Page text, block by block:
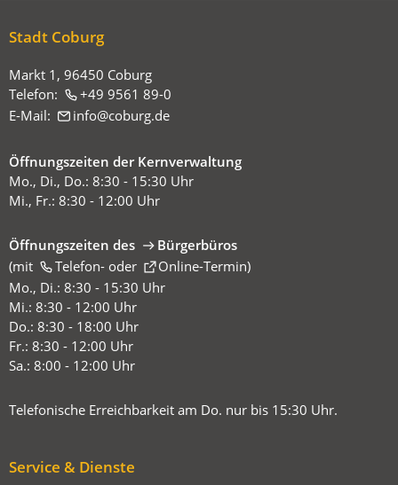
Stadt Coburg
Markt 1, 96450 Coburg
Telefon:
+49 9561 89-0
E-Mail:
info coburg de
Öffnungszeiten der Kernverwaltung
Mo., Di., Do.: 8:30 - 15:30 Uhr
Mi., Fr.: 8:30 - 12:00 Uhr
Öffnungszeiten des
Bürgerbüros
(mit
Telefon-oder Online-Termin
(Öffnet
in
einem
neuen
Tab)
)
Mo., Di.: 8:30 - 15:30 Uhr
Mi.: 8:30 - 12:00 Uhr
Do.: 8:30 - 18:00 Uhr
Fr.: 8:30 - 12:00 Uhr
Sa.: 8:00 - 12:00 Uhr
Telefonische Erreichbarkeit am Do. nur bis 15:30 Uhr.
Service & Dienste